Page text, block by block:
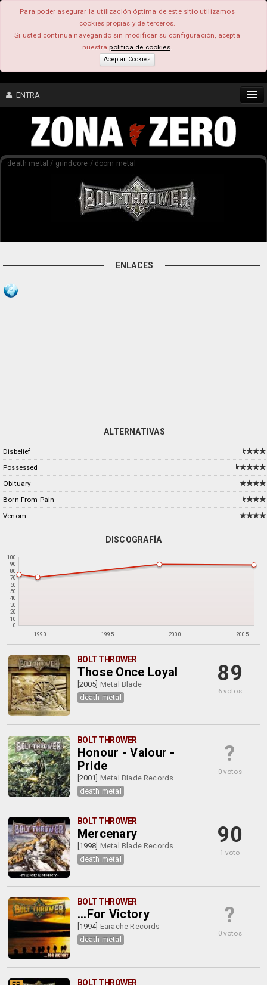
Para poder asegurar la utilización óptima de este sitio utilizamos
cookies propias y de terceros.
Si usted continúa navegando sin modificar su configuración, acepta
nuestrapolítica de cookies.
Aceptar Cookies
ENTRA
CONTENIDO
death metal / grindcore / doom metal
ENLACES
ALTERNATIVAS
Disbelief
Possessed
Obituary
Born From Pain
Venom
DISCOGRAFÍA
1990 1995 2000 2005
0
10
20
30
40
50
60
70
80
90
100
BOLT THROWER
Those Once Loyal
[2005] Metal Blade
death metal
89
6 votos
BOLT THROWER
Honour - Valour -
Pride
[2001] Metal Blade Records
death metal
?
0 votos
BOLT THROWER
Mercenary
[1998] Metal Blade Records
death metal
90
1 voto
BOLT THROWER
...For Victory
[1994] Earache Records
death metal
?
0 votos
BOLT THROWER